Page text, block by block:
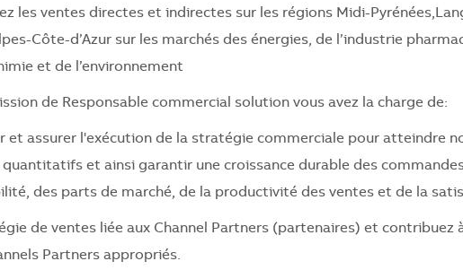
les ventes directes et indirectes sur les régions Midi-
Côte-d’Azur sur les marchés des énergies, de l’industrie
et de l’environnement
de Responsable commercial solution vous avez la charge de:
et assurer l'exécution de la stratégie commerciale pour atteindre
et ainsi garantir une croissance durable des
des parts de marché, de la productivité des ventes et de la
de ventes liée aux Channel Partners (partenaires) et contribuez
Partners appropriés.